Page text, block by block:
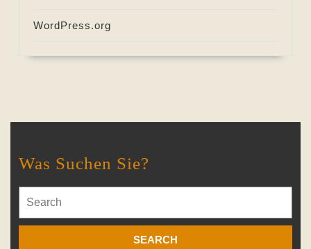
WordPress.org
Was Suchen Sie?
for: